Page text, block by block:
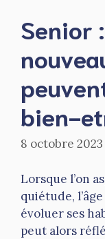
Senior
bien-
8 octobre 2023
Lorsque l’on
quiétude,
évoluer ses
peut alors